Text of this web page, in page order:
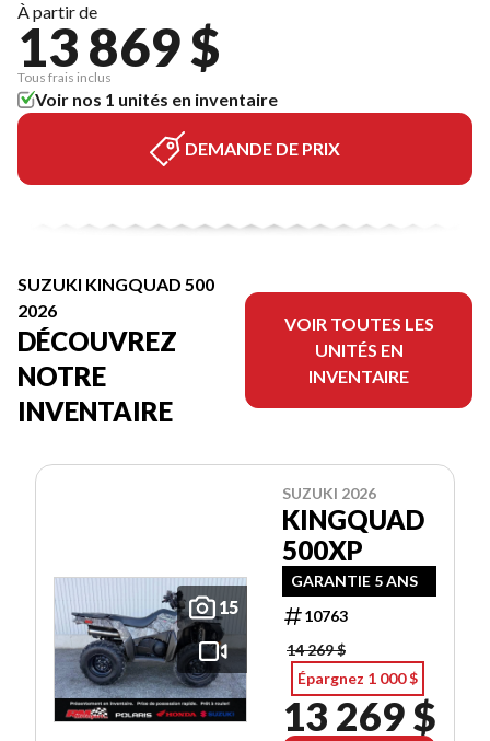
À partir de
13 869 $
Tous frais inclus
Voir nos 1 unités en inventaire
DEMANDE DE PRIX
SUZUKI KINGQUAD 500
2026
DÉCOUVREZ
NOTRE
INVENTAIRE
VOIR TOUTES LES
UNITÉS EN
INVENTAIRE
15
SUZUKI 2026
KINGQUAD
500XP
GARANTIE 5 ANS
10763
14 269 $
Épargnez 1 000 $
13 269 $